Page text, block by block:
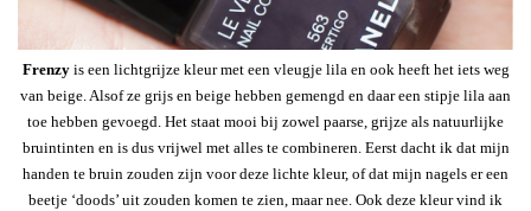
Frenzyis een lichtgrijze kleur met een vleugje lila en ook heeft het iets weg
van beige. Alsof ze grijs en beige hebben gemengd en daar een stipje lila aan
toe hebben gevoegd. Het staat mooi bij zowel paarse, grijze als natuurlijke
bruintinten en is dus vrijwel met alles te combineren. Eerst dacht ik dat mijn
handen te bruin zouden zijn voor deze lichte kleur, of dat mijn nagels er een
beetje ‘doods’ uit zouden komen te zien, maar nee. Ook deze kleur vind ik